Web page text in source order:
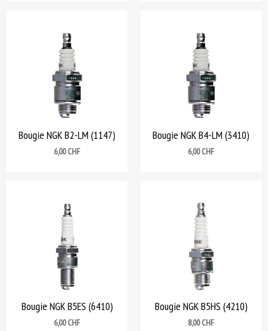
Bougie NGK B2-LM (1147)
Prix
6,00 CHF
Bougie NGK B4-LM (3410)
Prix
6,00 CHF
Bougie NGK B5ES (6410)
Prix
6,00 CHF
Bougie NGK B5HS (4210)
Prix
8,00 CHF